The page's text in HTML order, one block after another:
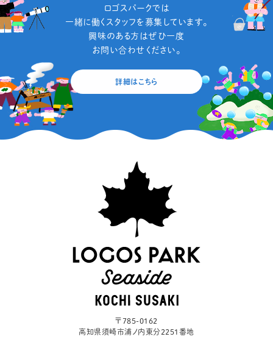
ロゴスパークでは
一緒に働くスタッフを募集しています。
興味のある方はぜひ一度
お問い合わせください。
詳細はこちら
〒785-0162
高知県須崎市浦ノ内東分2251番地